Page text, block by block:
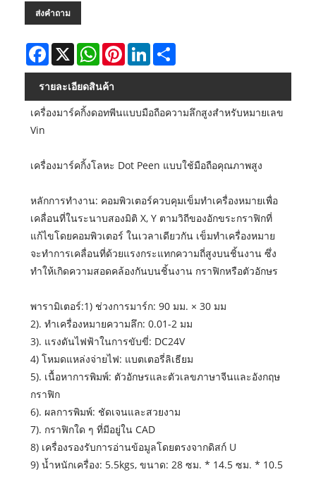
ส่งคำถาม
Facebook
X WhatsAppPinterestLinkedIn
รายละเอียดสินค้า
เครื่องมาร์คกิ้งดอทพีนแบบมือถือความลึกสูงสำหรับหมายเลข
Vin
เครื่องมาร์คกิ้งโลหะ Dot Peen แบบใช้มือถือคุณภาพสูง
หลักการทำงาน: คอมพิวเตอร์ควบคุมเข็มทำเครื่องหมายเพื่อ
เคลื่อนที่ในระนาบสองมิติ X, Y ตามวิถีของอักขระกราฟิกที่
แก้ไขโดยคอมพิวเตอร์ ในเวลาเดียวกัน เข็มทำเครื่องหมาย
จะทำการเคลื่อนที่ด้วยแรงกระแทกความถี่สูงบนชิ้นงาน ซึ่ง
ทำให้เกิดความสอดคล้องกันบนชิ้นงาน กราฟิกหรือตัวอักษร
พารามิเตอร์:1) ช่วงการมาร์ก: 90 มม. × 30 มม
2). ทำเครื่องหมายความลึก: 0.01-2 มม
3). แรงดันไฟฟ้าในการขับขี่: DC24V
4) โหมดแหล่งจ่ายไฟ: แบตเตอรี่ลิเธียม
5). เนื้อหาการพิมพ์: ตัวอักษรและตัวเลขภาษาจีนและอังกฤษ
กราฟิก
6). ผลการพิมพ์: ชัดเจนและสวยงาม
7). กราฟิกใด ๆ ที่มีอยู่ใน CAD
8) เครื่องรองรับการอ่านข้อมูลโดยตรงจากดิสก์ U
9) น้ำหนักเครื่อง: 5.5kgs, ขนาด: 28 ซม. * 14.5 ซม. * 10.5